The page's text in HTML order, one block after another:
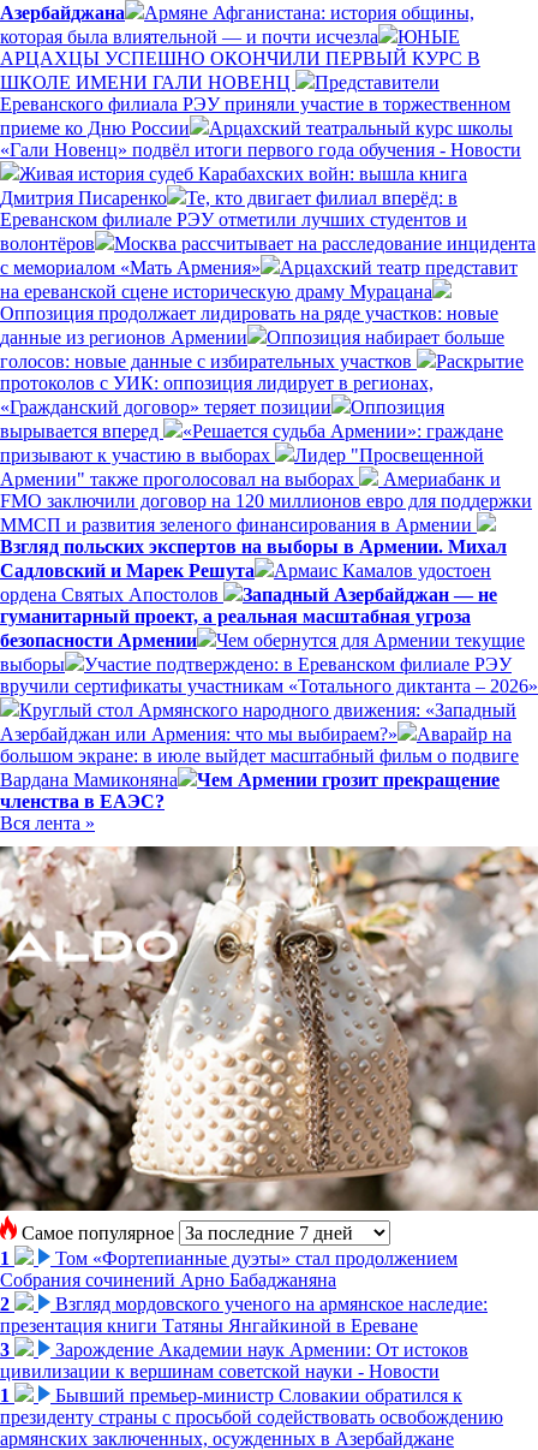
Азербайджана
Армяне Афганистана: история общины,
которая была влиятельной — и почти исчезла
ЮНЫЕ
АРЦАХЦЫ УСПЕШНО ОКОНЧИЛИ ПЕРВЫЙ КУРС В
ШКОЛЕ ИМЕНИ ГАЛИ НОВЕНЦ
Представители
Ереванского филиала РЭУ приняли участие в торжественном
приеме ко Дню России
Арцахский театральный курс школы
«Гали Новенц» подвёл итоги первого года обучения - Новости
Живая история судеб Карабахских войн: вышла книга
Дмитрия Писаренко
Те, кто двигает филиал вперёд: в
Ереванском филиале РЭУ отметили лучших студентов и
волонтёров
Москва рассчитывает на расследование инцидента
с мемориалом «Мать Армения»
Арцахский театр представит
на ереванской сцене историческую драму Мурацана
Оппозиция продолжает лидировать на ряде участков: новые
данные из регионов Армении
Оппозиция набирает больше
голосов: новые данные с избирательных участков
Раскрытие
протоколов с УИК: оппозиция лидирует в регионах,
«Гражданский договор» теряет позиции
Оппозиция
вырывается вперед
«Решается судьба Армении»: граждане
призывают к участию в выборах
Лидер "Просвещенной
Армении" также проголосовал на выборах
Америабанк и
FMO заключили договор на 120 миллионов евро для поддержки
ММСП и развития зеленого финансирования в Армении
Взгляд польских экспертов на выборы в Армении. Михал
Садловский и Марек Решута
Армаис Камалов удостоен
ордена Святых Апостолов
Западный Азербайджан — не
гуманитарный проект, а реальная масштабная угроза
безопасности Армении
Чем обернутся для Армении текущие
выборы
Участие подтверждено: в Ереванском филиале РЭУ
вручили сертификаты участникам «Тотального диктанта – 2026»
Круглый стол Армянского народного движения: «Западный
Азербайджан или Армения: что мы выбираем?»
Аварайр на
большом экране: в июле выйдет масштабный фильм о подвиге
Вардана Мамиконяна
Чем Армении грозит прекращение
членства в ЕАЭС?
Вся лента »
Самое популярное
1
Том «Фортепианные дуэты» стал продолжением
Собрания сочинений Арно Бабаджаняна
2
Взгляд мордовского ученого на армянское наследие:
презентация книги Татяны Янгайкиной в Ереване
3
Зарождение Академии наук Армении: От истоков
цивилизации к вершинам советской науки - Новости
1
Бывший премьер-министр Словакии обратился к
президенту страны с просьбой содействовать освобождению
армянских заключенных, осужденных в Азербайджане